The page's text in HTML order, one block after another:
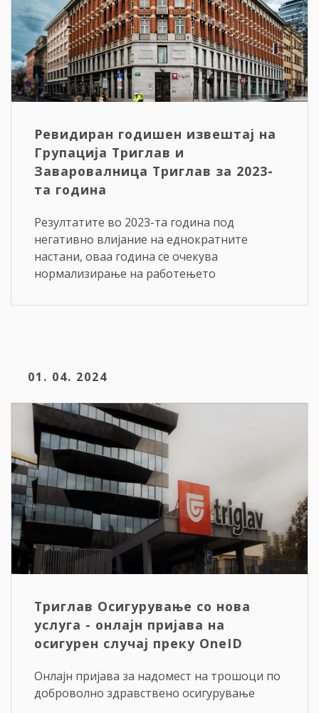
Ревидиран годишен извештај на
Групација Триглав и
Заваровалница Триглав за 2023-
та година
Резултатите во 2023-та година под
негативно влијание на еднократните
настани, оваа година се очекува
нормализирање на работењето
01. 04. 2024
Триглав Осигурување со нова
услуга - онлајн пријава на
осигурен случај преку OneID
Онлајн пријава за надомест на трошоци по
доброволно здравствено осигурување